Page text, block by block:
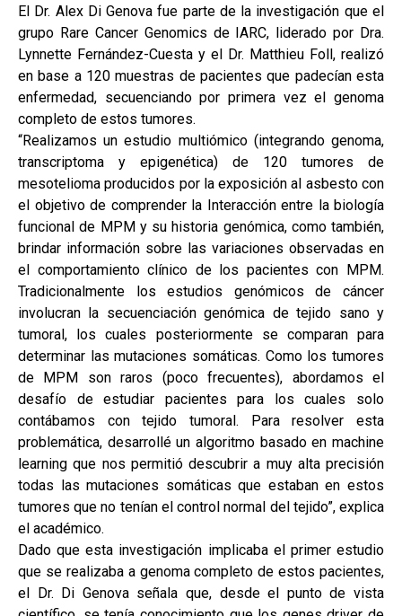
El Dr. Alex Di Genova fue parte de la investigación que el
grupo Rare Cancer Genomics de IARC, liderado por Dra.
Lynnette Fernández-Cuesta y el Dr. Matthieu Foll, realizó
en base a 120 muestras de pacientes que padecían esta
enfermedad, secuenciando por primera vez el genoma
completo de estos tumores.
“Realizamos un estudio multiómico (integrando genoma,
transcriptoma y epigenética) de 120 tumores de
mesotelioma producidos por la exposición al asbesto con
el objetivo de comprender la Interacción entre la biología
funcional de MPM y su historia genómica, como también,
brindar información sobre las variaciones observadas en
el comportamiento clínico de los pacientes con MPM.
Tradicionalmente los estudios genómicos de cáncer
involucran la secuenciación genómica de tejido sano y
tumoral, los cuales posteriormente se comparan para
determinar las mutaciones somáticas. Como los tumores
de MPM son raros (poco frecuentes), abordamos el
desafío de estudiar pacientes para los cuales solo
contábamos con tejido tumoral. Para resolver esta
problemática, desarrollé un algoritmo basado en machine
learning que nos permitió descubrir a muy alta precisión
todas las mutaciones somáticas que estaban en estos
tumores que no tenían el control normal del tejido”, explica
el académico.
Dado que esta investigación implicaba el primer estudio
que se realizaba a genoma completo de estos pacientes,
el Dr. Di Genova señala que, desde el punto de vista